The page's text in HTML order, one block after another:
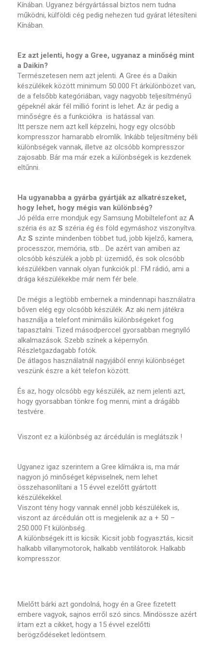
Kínában. Ugyanez bérgyártással biztos nem tudna
működni, külföldi cég pedig nehezen tud gyárat létesíteni
Kínában.
Ez azt jelenti, hogy a Gree, ugyanaz a minőség mint
a Daikin?
Természetesen nem azt jelenti. A Gree és a Daikin
készülékek között minimum 50.000 Ft árkülönbözet van,
de a felsőbb kategóriában, vagy nagyobb teljesítményű
gépeknél akár fél millió forint is lehet. Az ár pedig a
minőségre és a funkciókra is hatással van.
Itt persze nem azt kell képzelni, hogy egy olcsóbb
kompresszor hamarabb elromlik. Inkább teljesítmény béli
különbségek vannak, illetve az olcsóbb kompresszor
zajosabb. Bár ma már ezek a különbségek is kezdenek
eltűnni.
Ha ugyanabba a gyárba gyártják az alkatrészeket,
hogy lehet, hogy mégis van különbség?
Jó példa erre mondjuk egy Samsung Mobiltelefont az A
széria és azS széria ég és föld egymáshoz viszonyítva.
AzS szinte mindenben többet tud, jobb kijelző, kamera,
processzor, memória, stb… De azért van amiben az
olcsóbb készülék a jobb pl: üzemidő, és sok olcsóbb
készülékben vannak olyan funkciók pl.: FM rádió, ami a
drága készülékekbe már nem fér bele.
De mégis a legtöbb embernek a mindennapi használatra
bőven elég egy olcsóbb készülék. Az aki nem játékra
használja a telefont minimális különbségeket fog
tapasztalni. Tized másodperccel gyorsabban megnyíló
alkalmazások. Szebb színek a képernyőn.
Részletgazdagabb fotók.
De átlagos használatnál nagyjából ennyi különbséget
veszünk észre a két telefon között.
És az, hogy olcsóbb egy készülék, az nem jelenti azt,
hogy gyorsabban tönkre fog menni, mint a drágább
testvére.
Viszont ez a különbség az árcédulán is meglátszik !
Ugyanez igaz szerintem a Gree klímákra is, ma már
nagyon jó minőséget képviselnek, nem lehet
összehasonlítani a 15 évvel ezelőtt gyártott
készülékekkel.
Viszont tény hogy vannak ennél jobb készülékek is,
viszont az árcédulán ott is megjelenik az a + 50 –
250.000 Ft különbség.
A különbségek itt is kicsik. Kicsit jobb fogyasztás, kicsit
halkabb villanymotorok, halkabb ventilátorok. Halkabb
kompresszor.
Mielőtt bárki azt gondolná, hogy én a Gree fizetett
embere vagyok, sajnos erről szó sincs. Mindössze azért
írtam ezt a cikket, hogy a 15 évvel ezelőtti
berögződéseket ledöntsem.